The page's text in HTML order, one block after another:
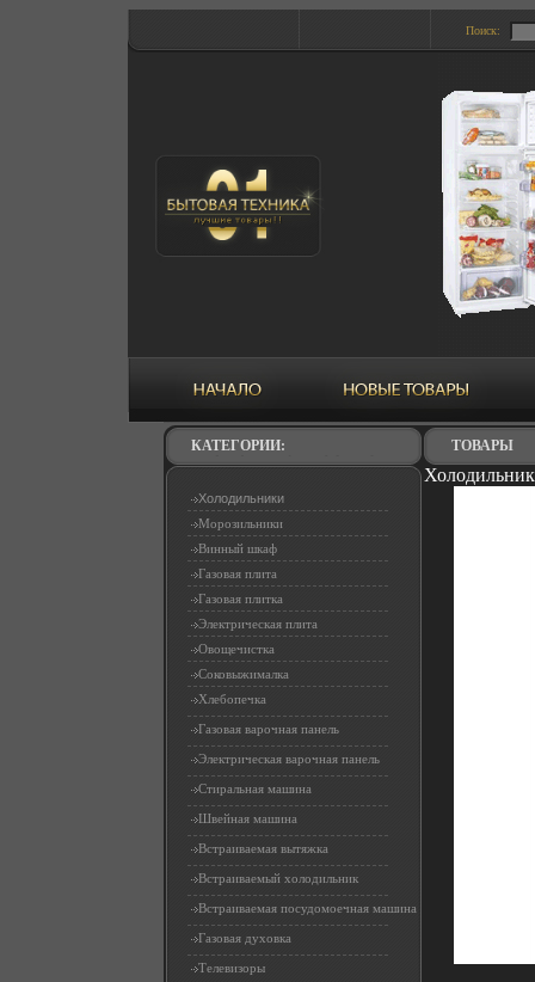
Поиск:
КАТЕГОРИИ:
Холодильники
Морозильники
Винный шкаф
Газовая плита
Газовая плитка
Электрическая плита
Овощечистка
Соковыжималка
Хлебопечка
Газовая варочная панель
Электрическая варочная панель
Стиральная машина
Швейная машина
Встраиваемая вытяжка
Встраиваемый холодильник
Встраиваемая посудомоечная машина
Газовая духовка
Телевизоры
ТОВАРЫ